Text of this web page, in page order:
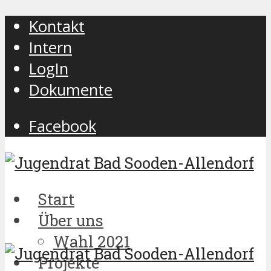
Kontakt
Intern
LogIn
Dokumente
Facebook
Start
Über uns
Wahl 2021
Projekte